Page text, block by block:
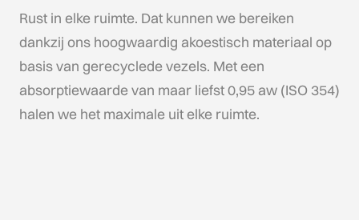
Rust in elke ruimte. Dat kunnen we bereiken
dankzij ons hoogwaardig akoestisch materiaal op
basis van gerecyclede vezels. Met een
absorptiewaarde van maar liefst 0,95 aw (ISO 354)
halen we het maximale uit elke ruimte.